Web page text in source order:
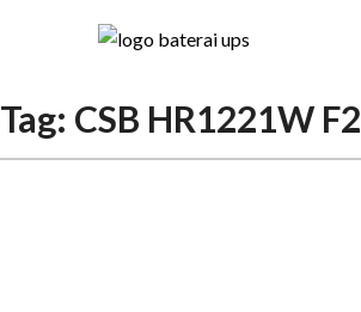
Tag: CSB HR1221W F2